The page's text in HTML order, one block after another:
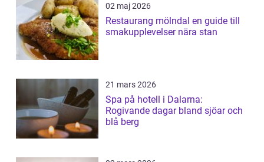
02 maj 2026
Restaurang mölndal en guide till
smakupplevelser nära stan
21 mars 2026
Spa på hotell i Dalarna:
Rogivande dagar bland sjöar och
blå berg